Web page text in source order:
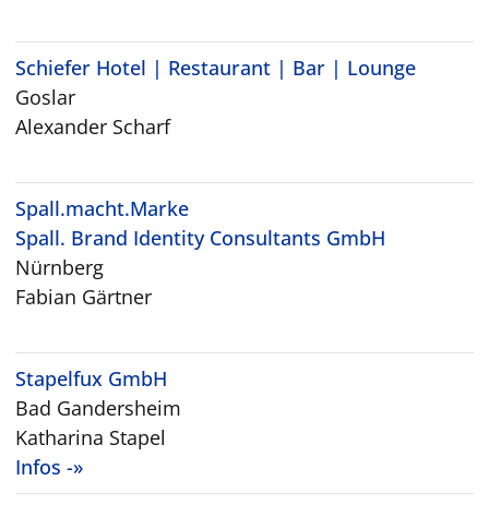
Schiefer Hotel | Restaurant | Bar | Lounge
Goslar
Alexander Scharf
Spall.macht.Marke
Spall. Brand Identity Consultants GmbH
Nürnberg
Fabian Gärtner
Stapelfux GmbH
Bad Gandersheim
Katharina Stapel
Infos -»